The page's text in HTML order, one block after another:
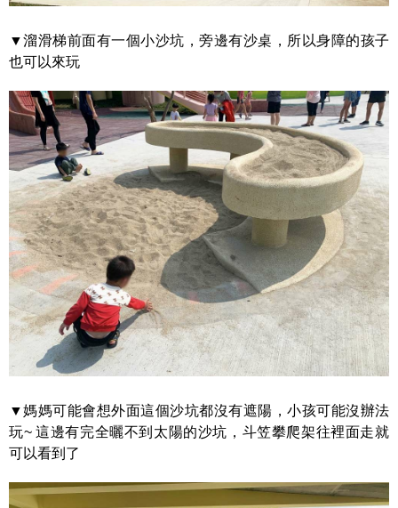
▼溜滑梯前面有一個小沙坑，旁邊有沙桌，所以身障的孩子
也可以來玩
▼媽媽可能會想外面這個沙坑都沒有遮陽，小孩可能沒辦法
玩~ 這邊有完全曬不到太陽的沙坑，斗笠攀爬架往裡面走就
可以看到了